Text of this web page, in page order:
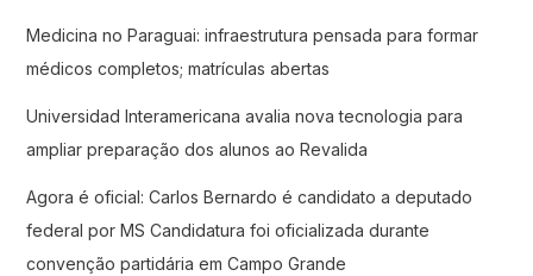
Medicina no Paraguai: infraestrutura pensada para formar
médicos completos; matrículas abertas
Universidad Interamericana avalia nova tecnologia para
ampliar preparação dos alunos ao Revalida
Agora é oficial: Carlos Bernardo é candidato a deputado
federal por MS Candidatura foi oficializada durante
convenção partidária em Campo Grande